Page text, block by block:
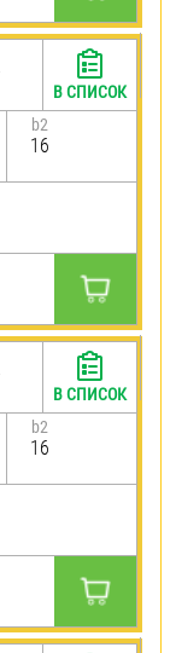
b2
16
В СПИСОК
b2
16
В СПИСОК